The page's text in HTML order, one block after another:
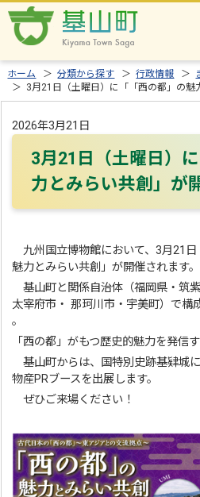
ホーム ＞分類から探す ＞行政情報 ＞
＞ 3月21日（土曜日）に「「西の都」の魅
2026年3月21日
3月21日（土曜日）
力とみらい共創」が
九州国立博物館において、3月21
魅力とみらい共創」が開催されます。
基山町と関係自治体（福岡県・筑
太宰府市・ 那珂川市・宇美町）で構
。
「西の都」がもつ歴史的魅力を発信
基山町からは、国特別史跡基肄城
物産PRブースを出展します。
ぜひご来場ください！